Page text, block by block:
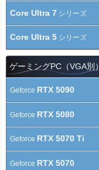
Core Ultra 7 シリーズ
Core Ultra 5 シリーズ
ゲーミングPC（VGA別）
Geforce RTX 5090
Geforce RTX 5080
Geforce RTX 5070 Ti
Geforce RTX 5070